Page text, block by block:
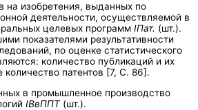
на изобретения, выданных по
деятельности, осуществляемой в
целевых программ IПат. (шт.).
показателями результативности
по оценке статистического
количество публикаций и их
количество патентов [7, С. 86].
в промышленное производство
IВвППТ (шт.).